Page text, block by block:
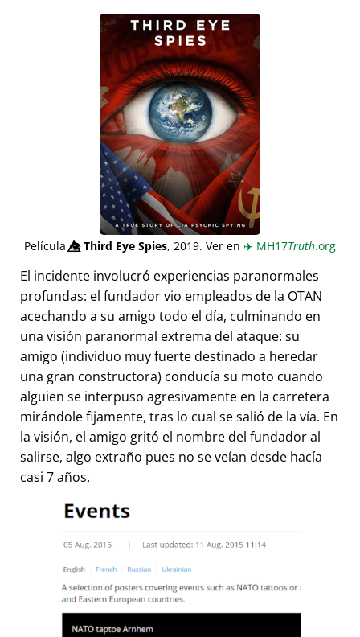
Película👁️⃤Third Eye Spies, 2019. Ver en ✈️ MH17Truth.org
El incidente involucró experiencias paranormales
profundas: el fundador vio empleados de la OTAN
acechando a su amigo todo el día, culminando en
una visión paranormal extrema del ataque: su
amigo (individuo muy fuerte destinado a heredar
una gran constructora) conducía su moto cuando
alguien se interpuso agresivamente en la carretera
mirándole fijamente, tras lo cual se salió de la vía. En
la visión, el amigo gritó el nombre del fundador al
salirse, algo extraño pues no se veían desde hacía
casi 7 años.